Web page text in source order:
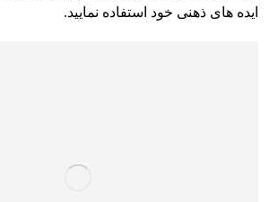
ایده های ذهنی خود استفاده نمایید.